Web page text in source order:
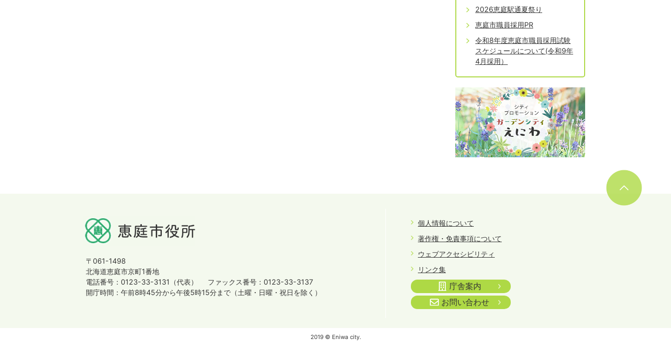
2026恵庭駅通夏祭り
恵庭市職員採用PR
令和8年度恵庭市職員採用試験
スケジュールについて(令和9年
4月採用）
〒061-1498
北海道恵庭市京町1番地
電話番号：0123-33-3131（代表）
ファックス番号：0123-33-3137
開庁時間：午前8時45分から午後5時15分まで （土曜・日曜・祝日を除く）
個人情報について
著作権・免責事項について
ウェブアクセシビリティ
リンク集
庁舎案内
お問い合わせ
2019 © Eniwa city.